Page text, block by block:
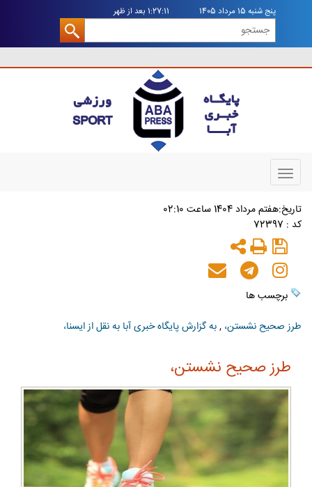
پنج شنبه 15 مرداد 1405 1:27:11 بعد از ظهر
Toggle
navigation
تاريخ:هفتم مرداد 1404 ساعت 02:10
کد : 72397
برچسب ها
طرز صحیح نشستن، ,به گزارش پایگاه خبری آبا به نقل از ایسنا،
طرز صحیح نشستن،